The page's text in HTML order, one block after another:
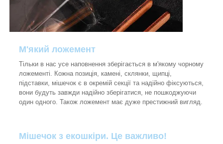
М'який ложемент
Тільки в нас усе наповнення зберігається в м'якому чорному
ложементі. Кожна позиція, камені, склянки, щипці,
підставки, мішечок є в окремій секції та надійно фіксуються,
вони будуть завжди надійно зберігатися, не пошкоджуючи
один одного. Також ложемент має дуже престижний вигляд.
Мішечок з екошкіри. Це важливо!